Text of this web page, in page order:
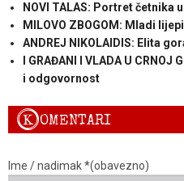
NOVI TALAS: Portret četnika
MILOVO ZBOGOM: Mladi
ANDREJ NIKOLAIDIS: Elita
I GRAĐANI I VLADA U
i odgovornost
KOMENTARI
Ime / nadimak *(obavezno)